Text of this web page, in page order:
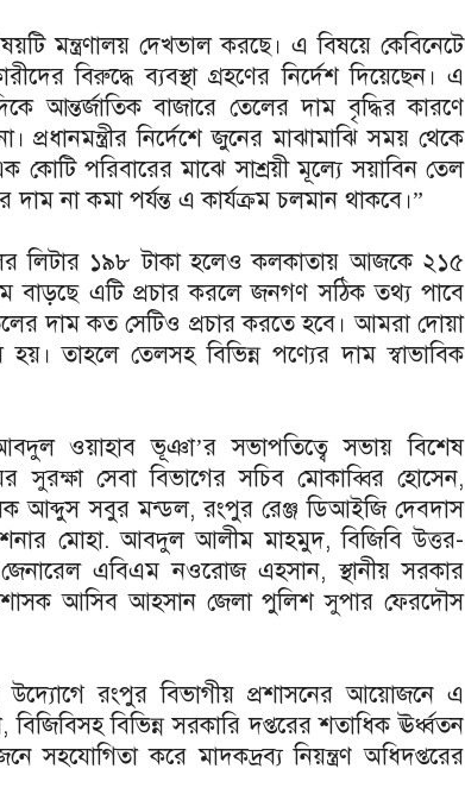
মন্ত্রণালয় দেখভাল করছে। এ বিষয়ে কেবিনেটে
বিরুদ্ধে ব্যবস্থা গ্রহণের নির্দেশ দিয়েছেন। এ
আন্তর্জাতিক বাজারে তেলের দাম বৃদ্ধির কারণে
নির্দেশে জুনের মাঝামাঝি সময় থেকে
কোটি পরিবারের মাঝে সাশ্রয়ী মূল্যে সয়াবিন তেল
দাম না কমা পর্যন্ত এ কার্যক্রম চলমান থাকবে।”
লিটার ১৯৮ টাকা হলেও কলকাতায় আজকে ২১৫
বাড়ছে এটি প্রচার করলে জনগণ সঠিক তথ্য পাবে
তেলের দাম কত সেটিও প্রচার করতে হবে। আমরা দোয়া
হয়। তাহলে তেলসহ বিভিন্ন পণ্যের দাম স্বাভাবিক
ওয়াহাব ভূঞা’র সভাপতিত্বে সভায় বিশেষ
সুরক্ষা সেবা বিভাগের সচিব মোকাব্বির হোসেন,
আব্দুস সবুর মন্ডল, রংপুর রেঞ্জ ডিআইজি দেবদাস
মোহা. আবদুল আলীম মাহমুদ, বিজিবি উত্তর-
জেনারেল এবিএম নওরোজ এহসান, স্থানীয় সরকার
আসিব আহসান জেলা পুলিশ সুপার ফেরদৌস
উদ্যোগে রংপুর বিভাগীয় প্রশাসনের আয়োজনে এ
বিভিন্ন সরকারি দপ্তরের শতাধিক ঊর্ধ্বতন
সহযোগিতা করে মাদকদ্রব্য নিয়ন্ত্রণ অধিদপ্তরের